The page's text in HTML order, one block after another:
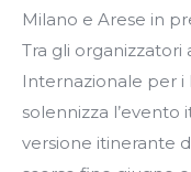
Milano e Arese in
Tra gli organizzatori
Internazionale per i
solennizza l’evento
versione itinerante